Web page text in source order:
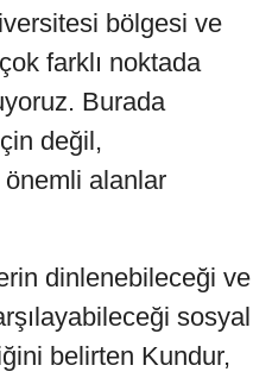
bölgesi ve
farklı noktada
Burada
değil,
önemli alanlar
dinlenebileceği ve
sosyal
belirten Kundur,